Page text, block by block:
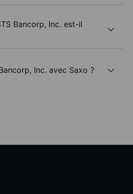
Bancorp, Inc. est-il
Inc. avec Saxo ?